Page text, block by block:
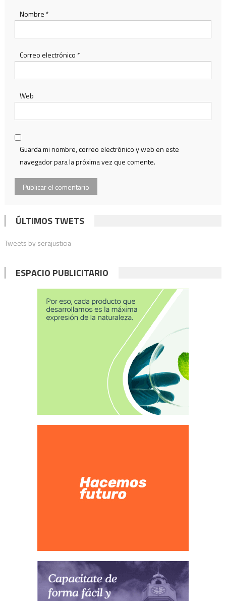
Nombre *
Correo electrónico *
Web
Guarda mi nombre, correo electrónico y web en este
navegador para la próxima vez que comente.
ÚLTIMOS TWETS
Tweets by serajusticia
ESPACIO PUBLICITARIO